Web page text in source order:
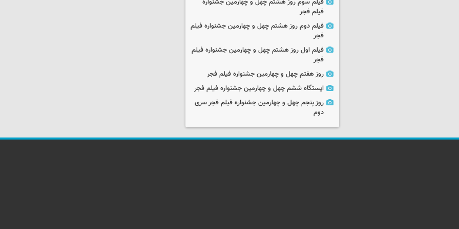
فیلم سوم روز هشتم چهل و چهارمین جشنواره
فیلم فجر
فیلم دوم روز هشتم چهل و چهارمین جشنواره فیلم
فجر
فیلم اول روز هشتم چهل و چهارمین جشنواره فیلم
فجر
روز هفتم چهل و چهارمین جشنواره فیلم فجر
ایستگاه ششم چهل و چهارمین جشنواره فیلم فجر
روز پنجم چهل و چهارمین جشنواره فیلم فجر سری
دوم